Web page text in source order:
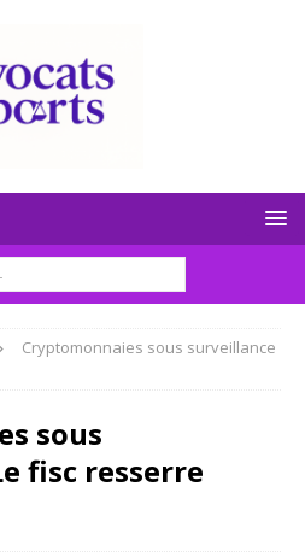
Cryptomonnaies sous surveillance
sous
fisc resserre